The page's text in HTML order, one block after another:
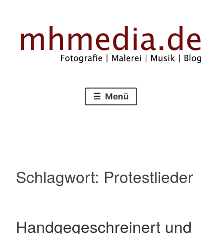
springen
mhmedia.de
Menü
Schlagwort: Protestlieder
Handgegeschreinert und